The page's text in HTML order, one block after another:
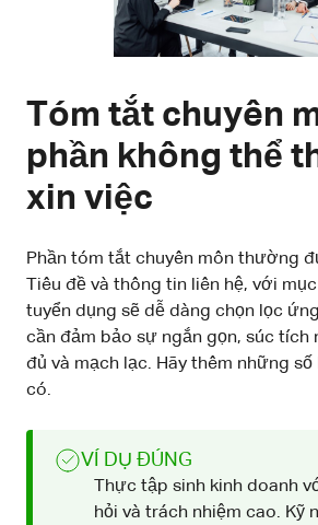
Tóm tắt chuyên
phần không thể
xin việc
Phần tóm tắt chuyên môn thường
Tiêu đề và thông tin liên hệ, với
tuyển dụng sẽ dễ dàng chọn lọc
cần đảm bảo sự ngắn gọn, súc tích
đủ và mạch lạc. Hãy thêm những số
có.
VÍ DỤ ĐÚNG
Thực tập sinh kinh doanh
hỏi và trách nhiệm cao. Kỹ